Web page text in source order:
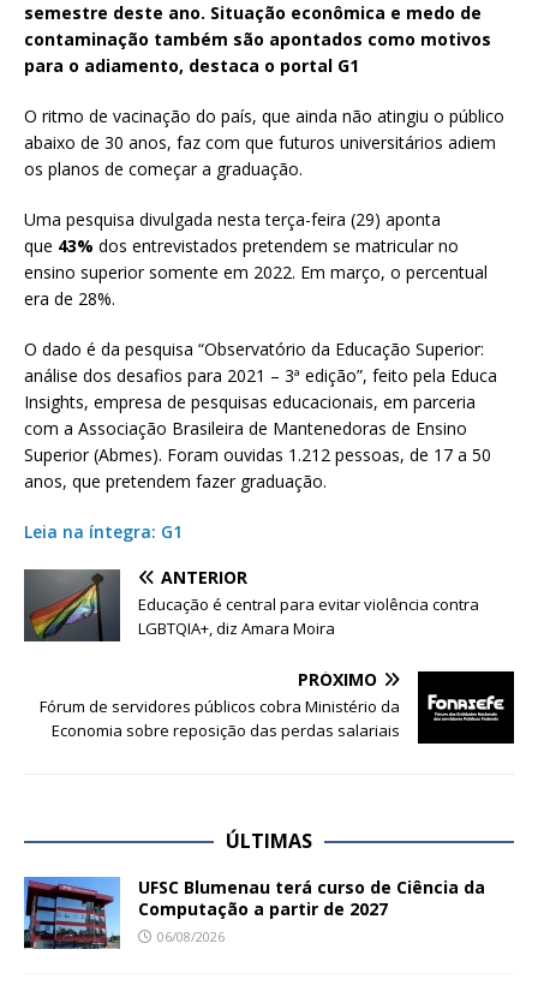
semestre deste ano. Situação econômica e medo de
contaminação também são apontados como motivos
para o adiamento, destaca o portal G1
O ritmo de vacinação do país, que ainda não atingiu o público
abaixo de 30 anos, faz com que futuros universitários adiem
os planos de começar a graduação.
Uma pesquisa divulgada nesta terça-feira (29) aponta
que 43% dos entrevistados pretendem se matricular no
ensino superior somente em 2022. Em março, o percentual
era de 28%.
O dado é da pesquisa “Observatório da Educação Superior:
análise dos desafios para 2021 – 3ª edição”, feito pela Educa
Insights, empresa de pesquisas educacionais, em parceria
com a Associação Brasileira de Mantenedoras de Ensino
Superior (Abmes). Foram ouvidas 1.212 pessoas, de 17 a 50
anos, que pretendem fazer graduação.
Leia na íntegra: G1
ANTERIOR
Educação é central para evitar violência contra
LGBTQIA+, diz Amara Moira
PRÓXIMO
Fórum de servidores públicos cobra Ministério da
Economia sobre reposição das perdas salariais
ÚLTIMAS
UFSC Blumenau terá curso de Ciência da
Computação a partir de 2027
06/08/2026